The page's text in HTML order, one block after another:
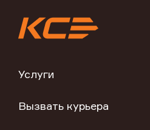
Услуги
Вызвать курьера